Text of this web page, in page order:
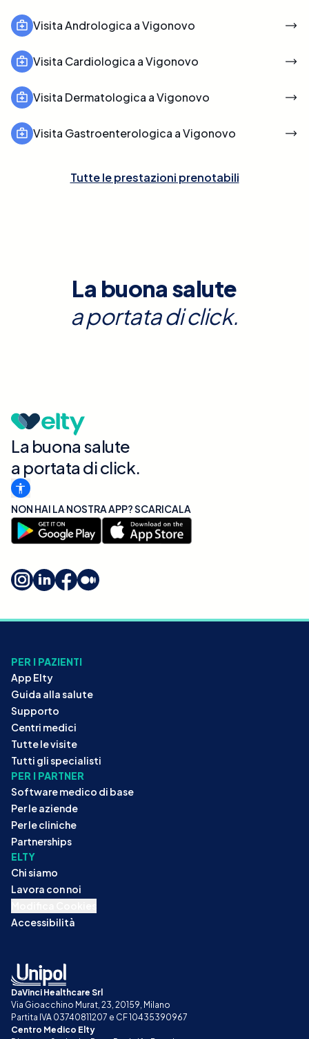
Visita Andrologica a Vigonovo
Visita Cardiologica a Vigonovo
Visita Dermatologica a Vigonovo
Visita Gastroenterologica a Vigonovo
Tutte le prestazioni prenotabili
La buona salute
a portata di click.
La buona salute
a portata di click.
NON HAI LA NOSTRA APP? SCARICALA
PER I PAZIENTI
App Elty
Guida alla salute
Supporto
Centri medici
Tutte le visite
Tutti gli specialisti
PER I PARTNER
Software medico di base
Per le aziende
Per le cliniche
Partnerships
ELTY
Chi siamo
Lavora con noi
Accessibilità
DaVinci Healthcare Srl
Via Gioacchino Murat, 23, 20159, Milano
Partita IVA 03740811207 e CF 10435390967
Centro Medico Elty